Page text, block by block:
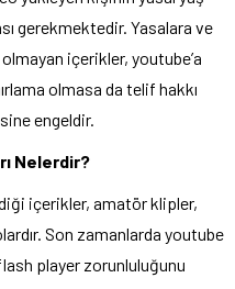
gerekmektedir. Yasalara ve
içerikler, youtube’a
olmasa da telif hakkı
engeldir.
Nelerdir?
içerikler, amatör klipler,
Son zamanlarda youtube
player zorunluluğunu